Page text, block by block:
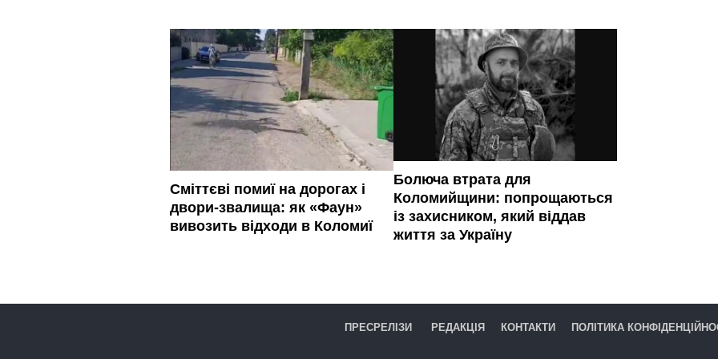
Сміттєві помиї на дорогах і
двори-звалища: як «Фаун»
вивозить відходи в Коломиї
Болюча втрата для
Коломийщини: попрощаються
із захисником, який віддав
життя за Україну
ПРЕСРЕЛІЗИ РЕДАКЦІЯ КОНТАКТИ ПОЛІТИКА